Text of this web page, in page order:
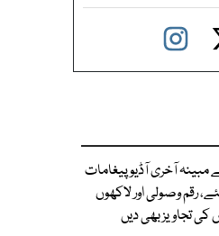
مبینہ آخری آڈیو پیغامات
رقم وصولی اور لاکھوں
تجاویز بھی دیں